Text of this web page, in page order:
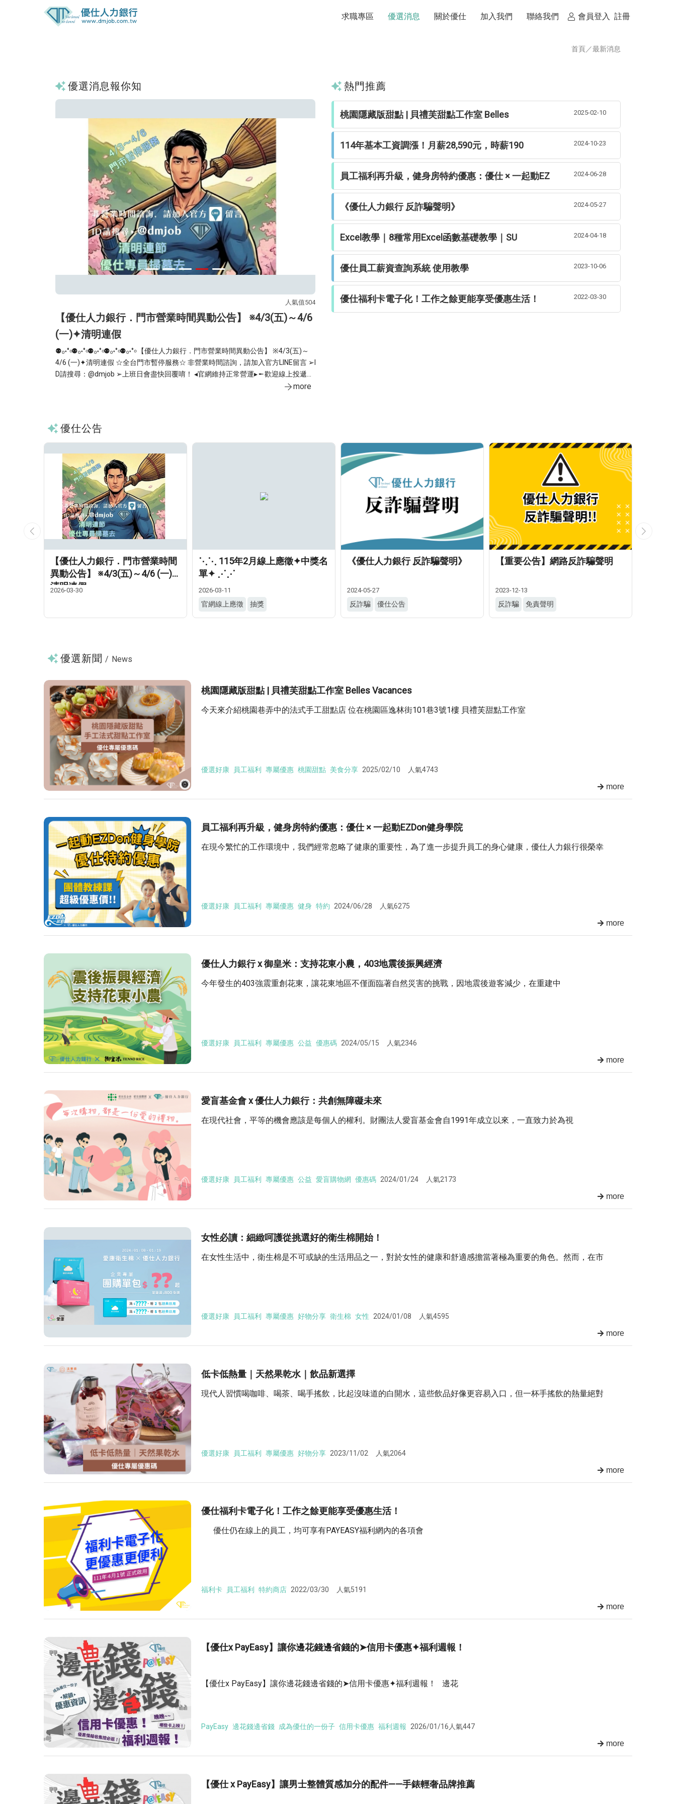
求職專區 優選消息 關於優仕 加入我們 聯絡我們 會員登入 註冊
首頁／最新消息
優選消息報你知
人氣值504
【優仕人力銀行．門市營業時間異動公告】 ※4/3(五)～4/6
(一)✦清明連假
⚉ₒ॰°৹⚉ₒ॰°৹⚉ₒ॰°৹⚉ₒ॰°৹⚉ₒ॰°৹ 【優仕人力銀行．門市營業時間異動公告】 ※4/3(五)～
4/6 (一)✦清明連假 ☆全台門市暫停服務☆ 非營業時間諮詢，請加入官方LINE留言 ➢I
D請搜尋：@dmjob ➢上班日會盡快回覆唷！ ◂官網維持正常營運▸ ╾ 歡迎線上投遞履
more
官網線上應徵 抽獎 中獎名單 禮券 7-Eleven
熱門推薦
桃園隱藏版甜點 | 貝禮芙甜點工作室 Belles 2025-02-10
114年基本工資調漲！月薪28,590元，時薪190 2024-10-23
員工福利再升級，健身房特約優惠：優仕 × 一起動EZ 2024-06-28
《優仕人力銀行 反詐騙聲明》 2024-05-27
Excel教學｜8種常用Excel函數基礎教學｜SU 2024-04-18
優仕員工薪資查詢系統 使用教學 2023-10-06
優仕福利卡電子化！工作之餘更能享受優惠生活！ 2022-03-30
優仕公告
【優仕人力銀行．門市營業時間
異動公告】 ※4/3(五)～4/6 (一)✦
清明連假
2026-03-30
⋱⋱ 115年2月線上應徵✦中獎名
單✦ ⋰⋰
2026-03-11
官網線上應徵 抽獎
《優仕人力銀行 反詐騙聲明》
2024-05-27
反詐騙 優仕公告
【重要公告】網路反詐騙聲明
2023-12-13
反詐騙 免責聲明
優選新聞 / News
桃園隱藏版甜點 | 貝禮芙甜點工作室 Belles Vacances
今天來介紹桃園巷弄中的法式手工甜點店 位在桃園區逸林街101巷3號1樓 貝禮芙甜點工作室
優選好康 員工福利 專屬優惠 桃園甜點 美食分享 2025/02/10 人氣4743
more
員工福利再升級，健身房特約優惠：優仕 × 一起動EZDon健身學院
在現今繁忙的工作環境中，我們經常忽略了健康的重要性，為了進一步提升員工的身心健康，優仕人力銀行很榮幸
優選好康 員工福利 專屬優惠 健身 特約 2024/06/28 人氣6275
more
優仕人力銀行 x 御皇米：支持花東小農，403地震後振興經濟
今年發生的403強震重創花東，讓花東地區不僅面臨著自然災害的挑戰，因地震後遊客減少，在重建中
優選好康 員工福利 專屬優惠 公益 優惠碼 2024/05/15 人氣2346
more
愛盲基金會 x 優仕人力銀行：共創無障礙未來
在現代社會，平等的機會應該是每個人的權利。財團法人愛盲基金會自1991年成立以來，一直致力於為視
優選好康 員工福利 專屬優惠 公益 愛盲購物網 優惠碼 2024/01/24 人氣2173
more
女性必讀：細緻呵護從挑選好的衛生棉開始！
在女性生活中，衛生棉是不可或缺的生活用品之一，對於女性的健康和舒適感擔當著極為重要的角色。然而，在市
優選好康 員工福利 專屬優惠 好物分享 衛生棉 女性 2024/01/08 人氣4595
more
低卡低熱量｜天然果乾水｜飲品新選擇
現代人習慣喝咖啡、喝茶、喝手搖飲，比起沒味道的白開水，這些飲品好像更容易入口，但一杯手搖飲的熱量絕對
優選好康 員工福利 專屬優惠 好物分享 2023/11/02 人氣2064
more
優仕福利卡電子化！工作之餘更能享受優惠生活！
優仕仍在線上的員工，均可享有PAYEASY福利網內的各項會
福利卡 員工福利 特約商店 2022/03/30 人氣5191
more
【優仕x PayEasy】讓你邊花錢邊省錢的➤信用卡優惠✦福利週報！
【優仕x PayEasy】讓你邊花錢邊省錢的➤信用卡優惠✦福利週報！ 邊花
PayEasy 邊花錢邊省錢 成為優仕的一份子 信用卡優惠 福利週報 2026/01/16 人氣447
more
【優仕 x PayEasy】讓男士整體質感加分的配件——手錶輕奢品牌推薦